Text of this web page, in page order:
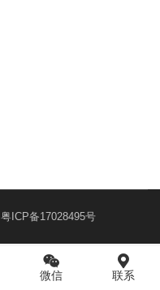
粤ICP备17028495号
微信 联系